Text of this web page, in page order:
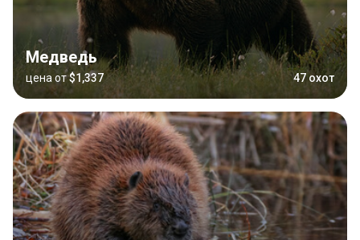
Медведь
цена от$1,337 47 охот